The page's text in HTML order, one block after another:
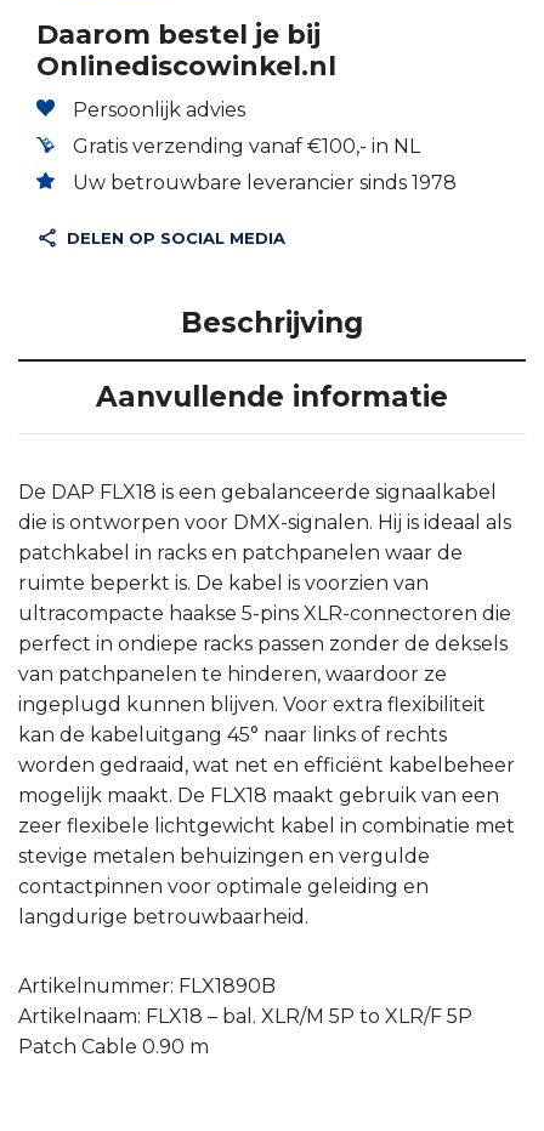
Daarom bestel je bij
Onlinediscowinkel.nl
Persoonlijk advies
Gratis verzending vanaf €100,- in NL
Uw betrouwbare leverancier sinds 1978
DELEN OP SOCIAL MEDIA
Beschrijving
Aanvullende informatie
De DAP FLX18 is een gebalanceerde signaalkabel
die is ontworpen voor DMX-signalen. Hij is ideaal als
patchkabel in racks en patchpanelen waar de
ruimte beperkt is. De kabel is voorzien van
ultracompacte haakse 5-pins XLR-connectoren die
perfect in ondiepe racks passen zonder de deksels
van patchpanelen te hinderen, waardoor ze
ingeplugd kunnen blijven. Voor extra flexibiliteit
kan de kabeluitgang 45° naar links of rechts
worden gedraaid, wat net en efficiënt kabelbeheer
mogelijk maakt. De FLX18 maakt gebruik van een
zeer flexibele lichtgewicht kabel in combinatie met
stevige metalen behuizingen en vergulde
contactpinnen voor optimale geleiding en
langdurige betrouwbaarheid.
Artikelnummer: FLX1890B
Artikelnaam: FLX18 – bal. XLR/M 5P to XLR/F 5P
Patch Cable 0.90 m